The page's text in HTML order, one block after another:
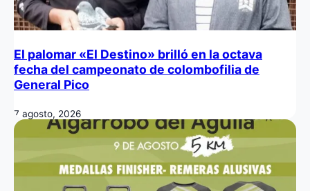
El palomar «El Destino» brilló en la octava
fecha del campeonato de colombofilia de
General Pico
7 agosto, 2026